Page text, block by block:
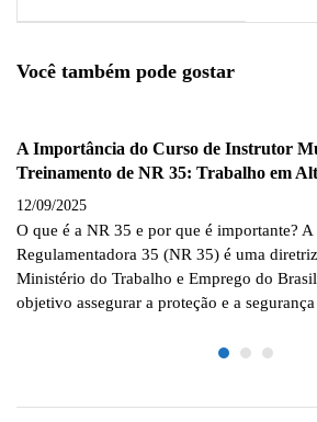
porto de Cabedelo
Você também pode gostar
A Importância do Curso de Instrutor
Treinamento de NR 35: Trabalho em
12/09/2025
O que é a NR 35 e por que é importante?
Regulamentadora 35 (NR 35) é uma
Ministério do Trabalho e Emprego do
objetivo assegurar a proteção e a